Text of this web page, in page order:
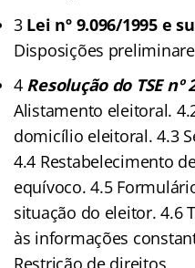
3 Lei nº 9.096/1995 e
Disposições
4 Resolução do TSE nº
Alistamento eleitoral.
domicílio eleitoral. 4.3
4.4 Restabelecimento
equívoco. 4.5
situação do eleitor. 4.6
às informações
Restrição de direitos